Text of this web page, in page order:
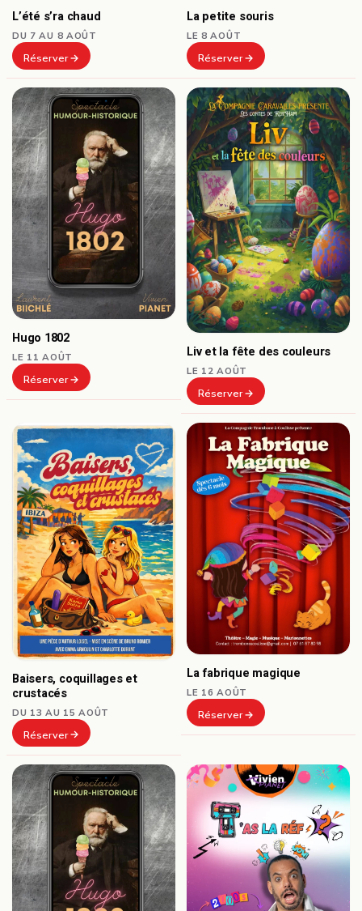
L’été s’ra chaud
DU 7 AU 8 AOÛT
Réserver
La petite souris
LE 8 AOÛT
Réserver
Hugo 1802
LE 11 AOÛT
Réserver
Liv et la fête des couleurs
LE 12 AOÛT
Réserver
Baisers, coquillages et
crustacés
DU 13 AU 15 AOÛT
Réserver
La fabrique magique
LE 16 AOÛT
Réserver